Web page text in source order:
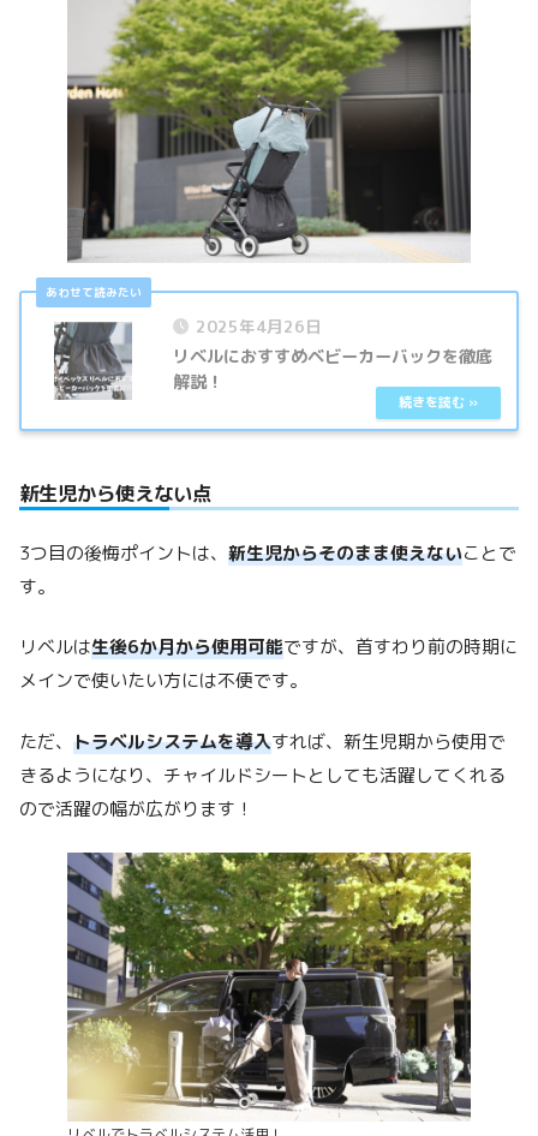
2025年4月26日
リベルにおすすめベビーカーバックを徹底
解説！
新生児から使えない点
3つ目の後悔ポイントは、 新生児からそのまま使えないことで
す。
リベルは生後6か月から使用可能ですが、首すわり前の時期に
メインで使いたい方には不便です。
ただ、 トラベルシステムを導入すれば、新生児期から使用で
きるようになり、チャイルドシートとしても活躍してくれる
ので活躍の幅が広がります！